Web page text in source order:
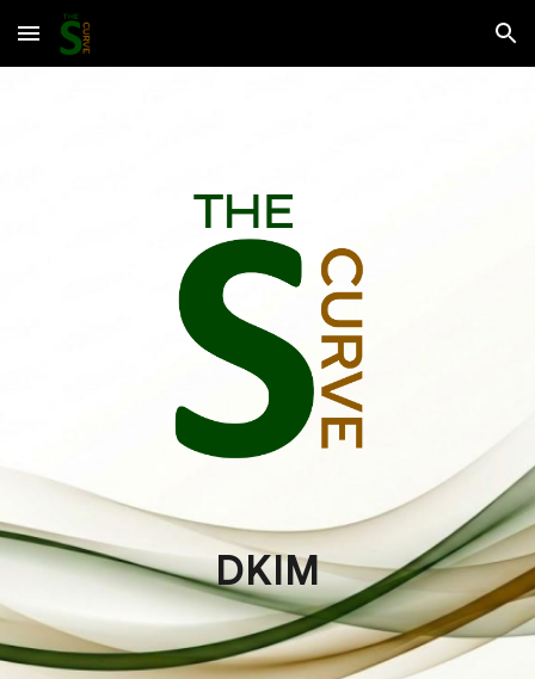
Skip to main content Skip to navigation
DKIM